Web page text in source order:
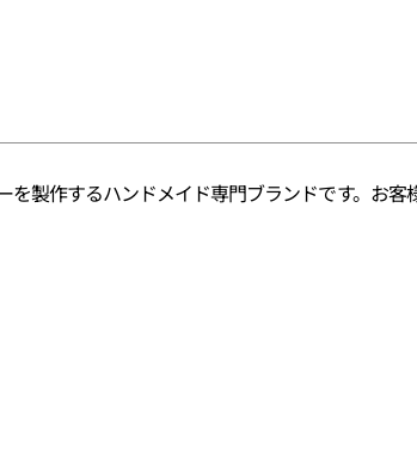
製作するハンドメイド専門ブランドです。お客